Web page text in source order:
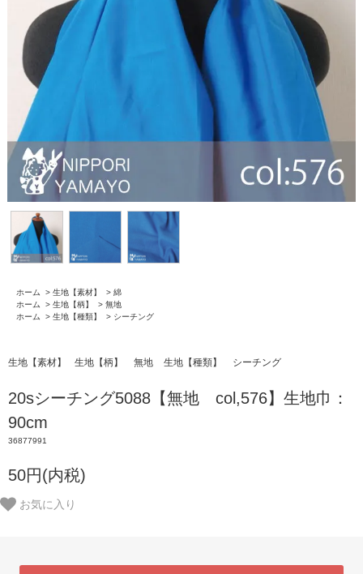
ホーム > 生地【素材】 > 綿
ホーム
> 生地【柄】 > 無地
ホーム
> 生地【種類】 > シーチング
生地【素材】 生地【柄】 無地 生地【種類】 シーチング
20sシーチング5088【無地 col,576】生地巾：
90cm
36877991
50円(内税)
お気に入り